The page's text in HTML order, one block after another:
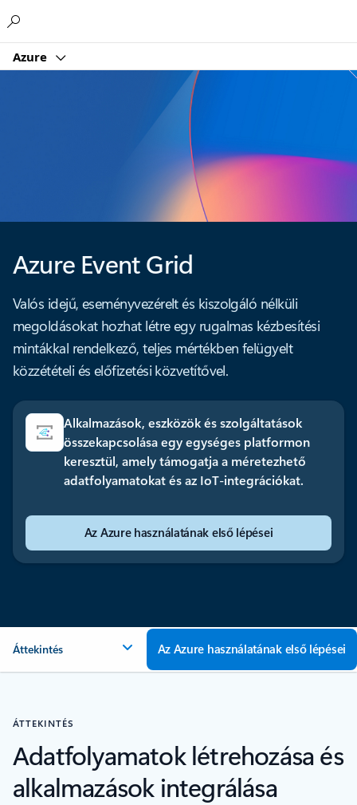
Azure
Azure Event Grid
Valós idejű, eseményvezérelt és kiszolgáló nélküli
megoldásokat hozhat létre egy rugalmas kézbesítési
mintákkal rendelkező, teljes mértékben felügyelt
közzétételi és előfizetési közvetítővel.
Alkalmazások, eszközök és szolgáltatások
összekapcsolása egy egységes platformon
keresztül, amely támogatja a méretezhető
adatfolyamatokat és az IoT-integrációkat.
Az Azure használatának első lépései
Áttekintés Az Azure használatának első lépései
ÁTTEKINTÉS
Adatfolyamatok létrehozása és
alkalmazások integrálása